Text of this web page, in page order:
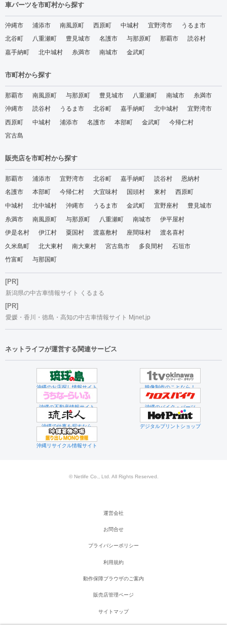
車パーツを市町村から探す
沖縄市 浦添市 南風原町 西原町 中城村 宜野湾市
うるま市
北谷町
八重瀬町 豊見城市 名護市 与那原町 那覇市
読谷村
嘉手納町
北中城村 糸満市 南城市 金武町
市町村から探す
那覇市 南風原町 与那原町 豊見城市 八重瀬町 南城市
糸満市
沖縄市
読谷村 うるま市 北谷町 嘉手納町 北中城村
宜野湾市
西原町
中城村 浦添市 名護市 本部町 金武町
今帰仁村
宮古島
販売店を市町村から探す
那覇市 浦添市 宜野湾市 北谷町 嘉手納町 読谷村
恩納村
名護市
本部町 今帰仁村 大宜味村 国頭村 東村
西原町
中城村
北中城村 沖縄市 うるま市 金武町 宜野座村
豊見城市
糸満市
南風原町 与那原町 八重瀬町 南城市
伊平屋村
伊是名村
伊江村 粟国村 渡嘉敷村 座間味村
渡名喜村
久米島町
北大東村 南大東村 宮古島市 多良間村
石垣市
竹富町
与那国町
[PR]
新潟県の中古車情報サイト くるまる
[PR]
愛媛・香川・徳島・高知の中古車情報サイト Mjnet.jp
ネットライフが運営する関連サービス
沖縄のお店探し情報サイト 映像制作のことなら！
沖縄の不動産情報サイト 沖縄のバイク・パーツ
沖縄で仕事を探すなら デジタルプリントショップ
沖縄リサイクル情報サイト
© Netlife Co., Ltd. All Rights Reserved.
運営会社
お問合せ
プライバシーポリシー
利用規約
動作保障ブラウザのご案内
販売店管理ページ
サイトマップ